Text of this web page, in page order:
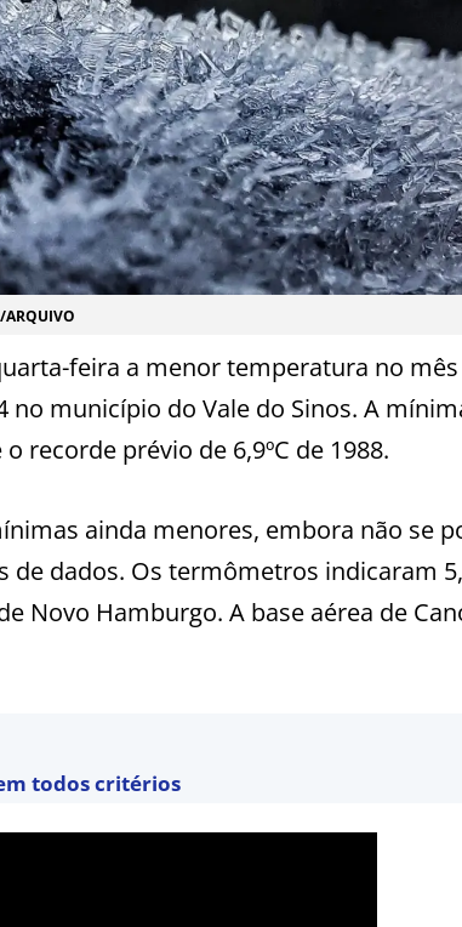
ARQUIVO
feira a menor temperatura no
município do Vale do Sinos. A
recorde prévio de 6,9ºC de 1988.
ainda menores, embora não se
dados. Os termômetros indicaram
Novo Hamburgo. A base aérea de
todos critérios